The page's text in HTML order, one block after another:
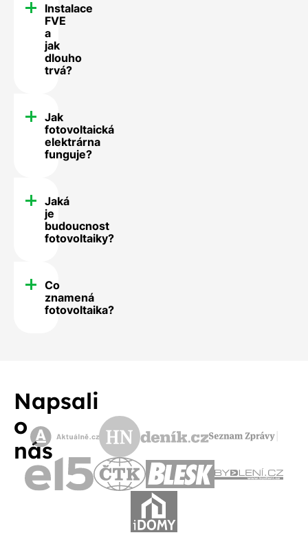
Instalace
FVE
a
jak
dlouho
trvá?
Jak
fotovoltaická
elektrárna
funguje?
Jaká
je
budoucnost
fotovoltaiky?
Co
znamená
fotovoltaika?
Napsali
o
nás